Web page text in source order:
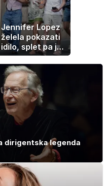
Jennifer Lopez
želela pokazati
idilo, splet pa je
razburila ena
stvar
dirigentska legenda